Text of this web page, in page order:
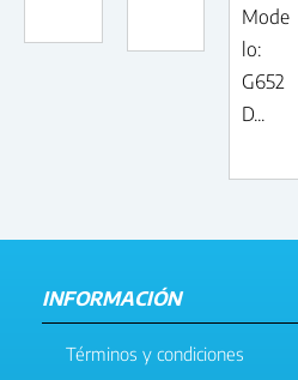
Mode
lo:
G652
D...
INFORMACIÓN
Términos y condiciones